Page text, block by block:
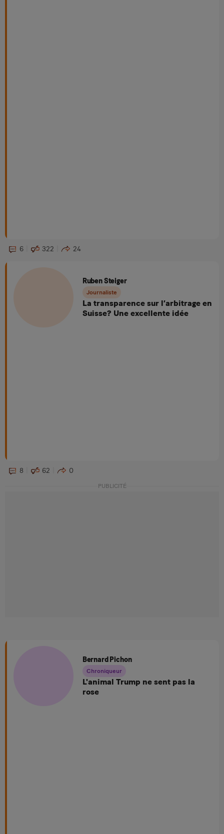
6 322 24
Ruben Steiger
Journaliste
La transparence sur l’arbitrage en
Suisse? Une excellente idée
8 62 0
PUBLICITÉ
Bernard Pichon
Chroniqueur
L'animal Trump ne sent pas la
rose